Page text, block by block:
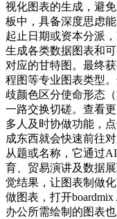
视化图表的生成，避
板中，具备深度思虑
起止日期或资本分派
生成各类数据图表和
对应的甘特图。最终
程图等专业图表类型
歧颜色区分使命形态
一路交换切磋。查看
多人及时协做功能，
成东西就会快速前往
从题或名称，它通过
育、贸易演讲及数据
觉结果，让图表制做
做图表，打开
办公所需绘制的图表